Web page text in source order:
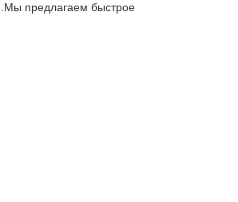
предлагаем быстрое